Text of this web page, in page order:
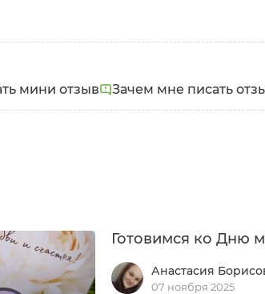
мини отзыв Зачем мне писать
Готовимся ко Дню
Анастасия
07 ноября 2025